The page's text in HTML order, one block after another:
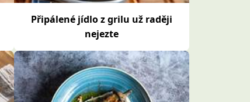
Připálené jídlo z grilu už raději
nejezte